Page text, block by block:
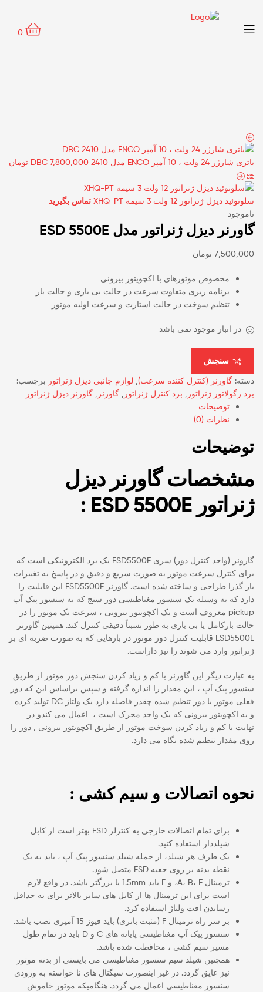
0
باتری شارژر 24 ولت ، 10 آمپر ENCO مدل 2410 DBC 7,800,000 تومان
سلونوئید دیزل ژنراتور 12 ولت 3 سیمه XHQ-PT تماس بگیرید
ناموجود
گاورنر دیزل ژنراتور مدل ESD 5500E
7,500,000 تومان
مخصوص موتورهای با اکچویتور بیرونی
برنامه ریزی متفاوت سرعت در حالت بی باری و حالت بار
تنظیم سوخت در حالت استارت و سرعت اولیه موتور
در انبار موجود نمی باشد
سنجش
دسته: گاورنر (کنترل کننده سرعت) لوازم جانبی دیزل ژنراتور برچسب:
برد رگولاتور ژنراتور
برد کنترل ژنراتور گاورنر
گاورنر دیزل ژنراتور
توضیحات
نظرات (0)
توضیحات
مشخصات گاورنر دیزل
ژنراتور ESD 5500E :
گارونر (واحد کنترل دور) سری ESD5500E یک برد الکترونیکی است که
برای کنترل سرعت موتور به صورت سریع و دقیق و در پاسخ به تغییرات
بار گذرا طراحی و ساخته شده است. گاورنر ESD5500E این قابلیت را
دارد که به وسیله یک سنسور مغناطیسی دور سنج که به سنسور پیک آپ
pickup معروف است و یک اکچویتور بیرونی ، سرعت یک موتور را در
حالت بارکامل یا بی باری به طور نسبتاً دقیقی کنترل کند. همپنین گاورنر
ESD5500E قابلیت کنترل دور موتور در بارهایی که به صورت ضربه ای بر
ژنراتور وارد می شوند را نیز داراست.
به عبارت دیگر این گاورنر با کم و زیاد کردن سنجش دور موتور از طریق
سنسور پیک آپ ، این مقدار را اندازه گرفته و سپس براساس این که دور
فعلی موتور با دور تنظیم شده چقدر فاصله دارد یک ولتاژ DC تولید کرده
و به اکچویتور بیرونی که یک واحد محرک است ، اعمال می کندو در
نهایت با کم و زیاد کردن سوخت موتور از طریق اکچویتور بیرونی , دور را
روی مقدار تنظیم شده نگاه می دارد.
نحوه اتصالات و سیم کشی :
برای تمام اتصالات خارجی به کنترلر ESD بهتر است از کابل
شیلددار استفاده کنید.
یک طرف هر شیلد، از جمله شیلد سنسور پیک آپ ، باید به یک
نقطه بدنه بر روی جعبه ESD متصل شود.
ترمینال A، B، E، و F باید 1.5mm یا بزرگتر باشد. در واقع لازم
است برای این ترمینال ها از کابل های سایز بالاتر برای به حداقل
رساندن افت ولتاژ استفاده کرد.
بر سر راه ترمینال F (مثبت باتری) باید فیوز 15 آمپری نصب باشد.
سنسور پیک آپ مغناطیسی پایانه های C و D باید در تمام طول
مسیر سیم کشی ، محافظت شده باشد.
همچنين شيلد سيم سنسور مغناطيسي مي بايستي از بدنه موتور
نيز عايق گردد. در غير اينصورت سيگنال هاي نا خواسته به ورودي
سنسور مغناطيسي اعمال مي گردد. هنگاميكه موتور خاموش